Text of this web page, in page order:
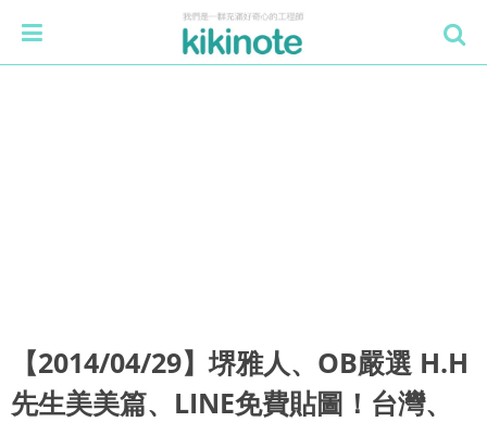
【2014/04/29】堺雅人、OB嚴選 H.H
先生美美篇、LINE免費貼圖！台灣、